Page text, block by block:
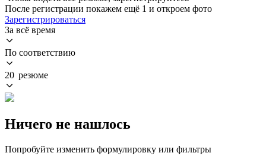
После регистрации покажем ещё 1 и откроем фото
Зарегистрироваться
За всё время
По соответствию
20 резюме
Ничего не нашлось
Попробуйте изменить формулировку или фильтры